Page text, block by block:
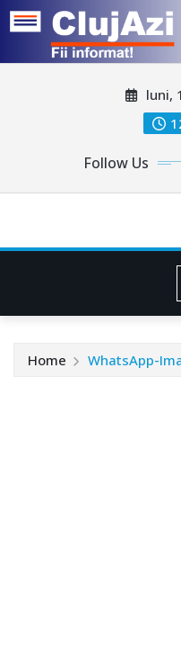
luni,
Follow Us
Home WhatsApp-